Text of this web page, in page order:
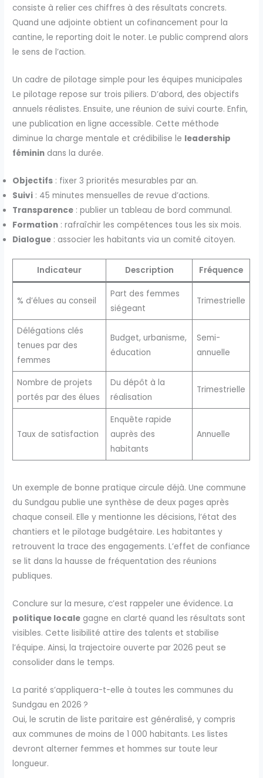
consiste à relier ces chiffres à des résultats concrets.
Quand une adjointe obtient un cofinancement pour la
cantine, le reporting doit le noter. Le public comprend alors
le sens de l’action.
Un cadre de pilotage simple pour les équipes municipales
Le pilotage repose sur trois piliers. D’abord, des objectifs
annuels réalistes. Ensuite, une réunion de suivi courte. Enfin,
une publication en ligne accessible. Cette méthode
diminue la charge mentale et crédibilise le leadership
féminin dans la durée.
Objectifs : fixer 3 priorités mesurables par an.
Suivi : 45 minutes mensuelles de revue d’actions.
Transparence : publier un tableau de bord communal.
Formation : rafraîchir les compétences tous les six mois.
Dialogue : associer les habitants via un comité citoyen.
Indicateur Description Fréquence
% d’élues au conseil
Part des femmes
siégeant
Trimestrielle
Délégations clés
tenues par des
femmes
Budget, urbanisme,
éducation
Semi-
annuelle
Nombre de projets
portés par des élues
Du dépôt à la
réalisation
Trimestrielle
Taux de satisfaction
Enquête rapide
auprès des
habitants
Annuelle
Un exemple de bonne pratique circule déjà. Une commune
du Sundgau publie une synthèse de deux pages après
chaque conseil. Elle y mentionne les décisions, l’état des
chantiers et le pilotage budgétaire. Les habitantes y
retrouvent la trace des engagements. L’effet de confiance
se lit dans la hausse de fréquentation des réunions
publiques.
Conclure sur la mesure, c’est rappeler une évidence. La
politique locale gagne en clarté quand les résultats sont
visibles. Cette lisibilité attire des talents et stabilise
l’équipe. Ainsi, la trajectoire ouverte par 2026 peut se
consolider dans le temps.
La parité s’appliquera-t-elle à toutes les communes du
Sundgau en 2026 ?
Oui, le scrutin de liste paritaire est généralisé, y compris
aux communes de moins de 1 000 habitants. Les listes
devront alterner femmes et hommes sur toute leur
longueur.